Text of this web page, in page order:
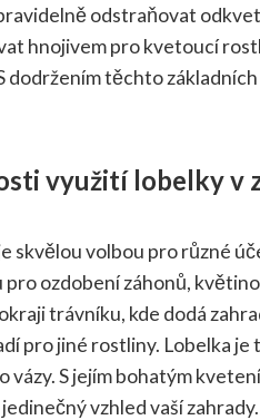
odstraňovat
hnojivem pro kvetoucí
dodržením těchto
využití lobelky v
skvělou volbou pro různé
ozdobení záhonů,
trávníku, kde dodá
pro jiné rostliny. Lobelka
vázy. S jejím bohatým
vzhled vaší zahrady.